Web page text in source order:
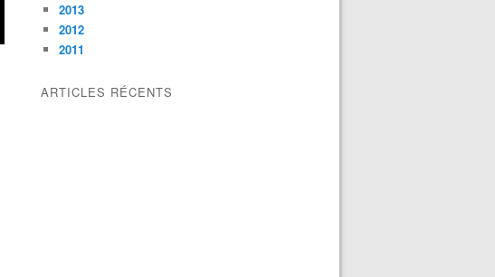
2013
2012
2011
ARTICLES RÉCENTS